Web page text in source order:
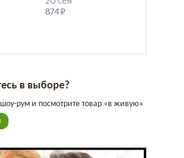
в выборе?
рум и посмотрите товар «в живую»